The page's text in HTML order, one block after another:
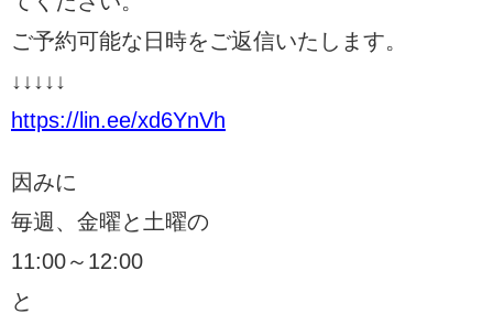
ご予約可能な日時をご返信いたします。
↓↓↓↓↓
https://lin.ee/xd6YnVh
因みに
毎週、金曜と土曜の
11:00～12:00
と